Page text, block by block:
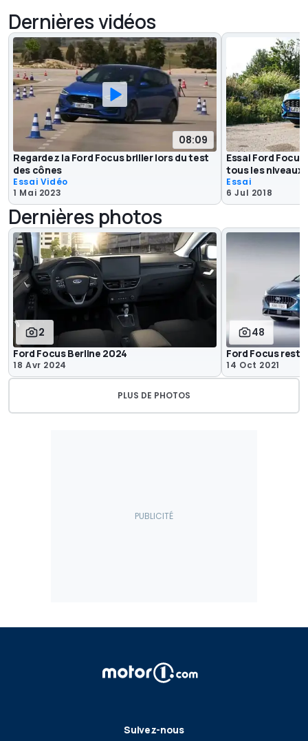
Dernières vidéos
08:09
Regardez la Ford Focus briller lors du test
des cônes
Essai Vidéo
1 Mai 2023
Essai Ford
tous les niveaux
Essai
6 Jul 2018
Dernières photos
2
Ford Focus Berline 2024
18 Avr 2024
48
Ford Focus
14 Oct 2021
PLUS DE PHOTOS
Suivez-nous